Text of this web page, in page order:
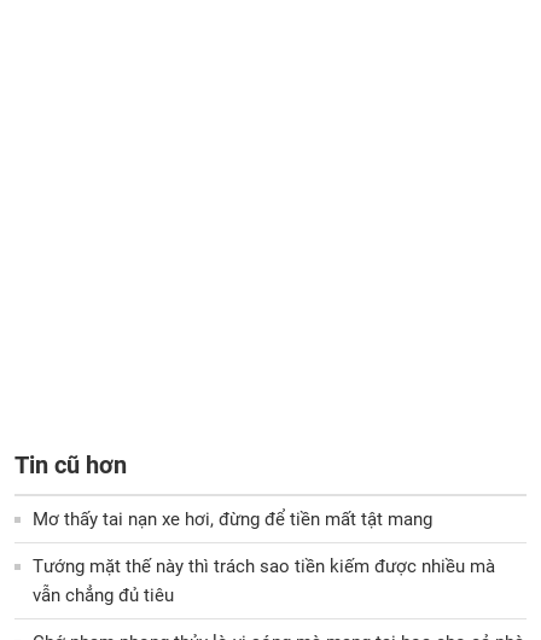
Tin cũ hơn
Mơ thấy tai nạn xe hơi, đừng để tiền mất tật mang
Tướng mặt thế này thì trách sao tiền kiếm được nhiều mà
vẫn chẳng đủ tiêu